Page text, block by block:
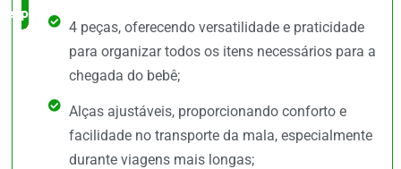
especialista
4 peças, oferecendo versatilidade e praticidade
para organizar todos os itens necessários para a
chegada do bebê;
Alças ajustáveis, proporcionando conforto e
facilidade no transporte da mala, especialmente
durante viagens mais longas;